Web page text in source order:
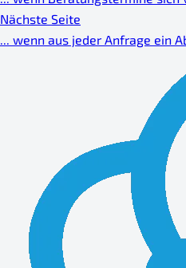
Nächste Seite
... wenn aus jeder Anfrage ein